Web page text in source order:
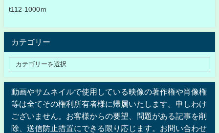
t112-1000ｍ
カテゴリー
動画やサムネイルで使用している映像の著作権や肖像権
等は全てその権利所有者様に帰属いたします。申しわけ
ございません。お客様からの要望、問題がある記事を削
除、送信防止措置にできる限り応じます。お問い合わせ